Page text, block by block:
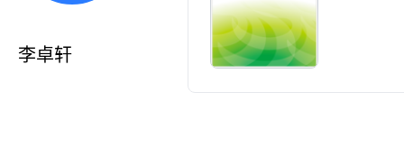
李卓轩